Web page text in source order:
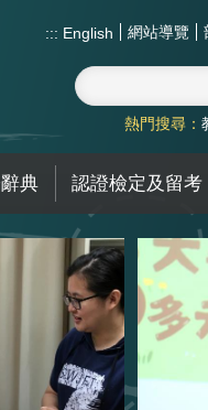
::: English 網站導覽
熱門搜尋：
典 認證檢定及留考